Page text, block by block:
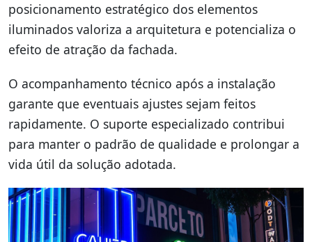
posicionamento estratégico dos elementos
iluminados valoriza a arquitetura e potencializa o
efeito de atração da fachada.
O acompanhamento técnico após a instalação
garante que eventuais ajustes sejam feitos
rapidamente. O suporte especializado contribui
para manter o padrão de qualidade e prolongar a
vida útil da solução adotada.